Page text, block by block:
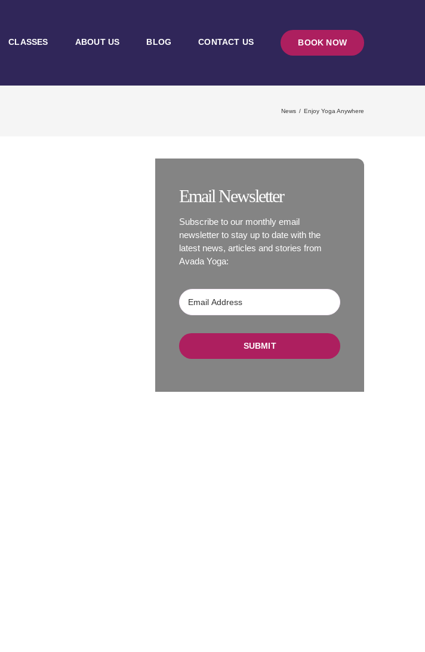
CLASSES ABOUT US BLOG CONTACT US BOOK NOW
News Enjoy Yoga Anywhere
Email Newsletter
Subscribe to our monthly email
newsletter to stay up to date with the
latest news, articles and stories from
Avada Yoga:
SUBMIT